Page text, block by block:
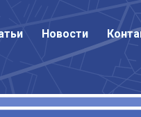
Новости
Новости